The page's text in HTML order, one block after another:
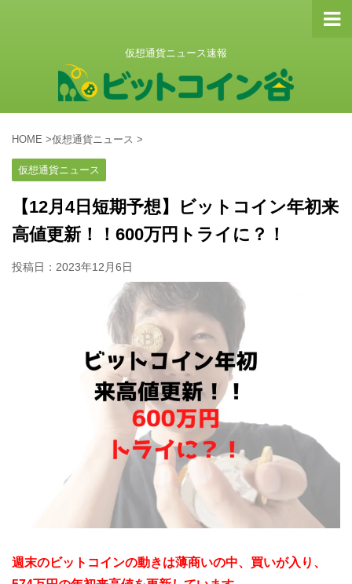
仮想通貨ニュース速報
HOME >仮想通貨ニュース >
仮想通貨ニュース
【12月4日短期予想】ビットコイン年初来
高値更新！！600万円トライに？！
投稿日： 2023年12月6日
週末のビットコインの動きは薄商いの中、買いが入り、